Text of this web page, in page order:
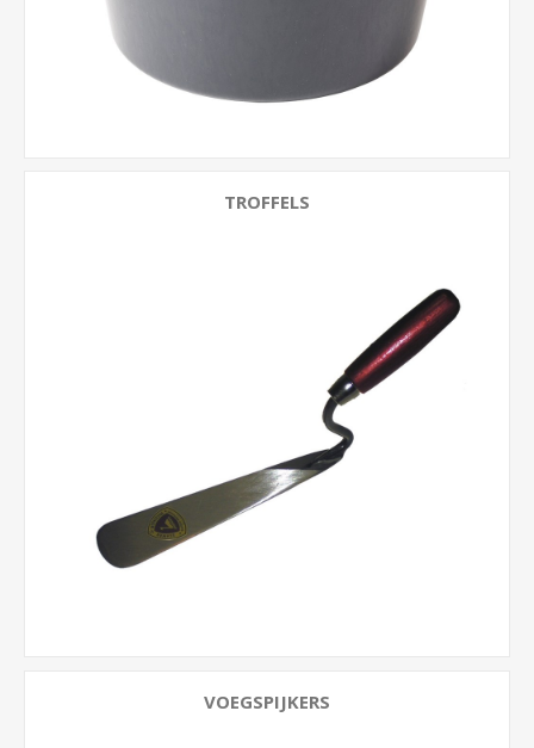
TROFFELS
VOEGSPIJKERS